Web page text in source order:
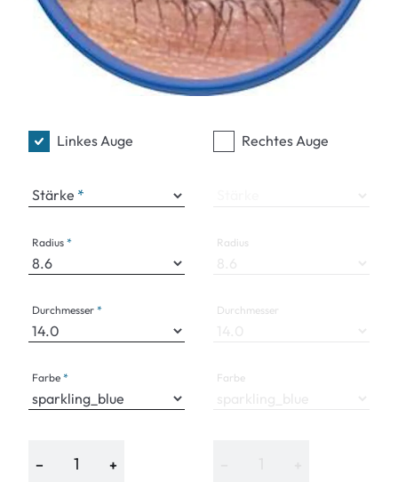
Linkes Auge
Stärke
Radius
Durchmesser
Farbe
− +
Rechtes Auge
Radius
Durchmesser
Farbe